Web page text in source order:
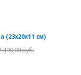
(23х20х11 см)
490,00 руб.